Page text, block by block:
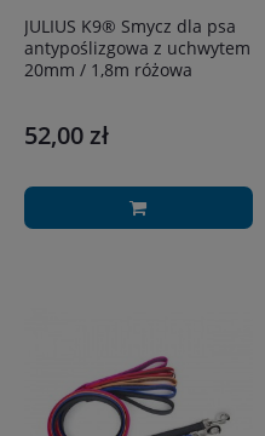
JULIUS K9® Smycz dla psa
antypoślizgowa z uchwytem
20mm / 1,8m różowa
52,00 zł